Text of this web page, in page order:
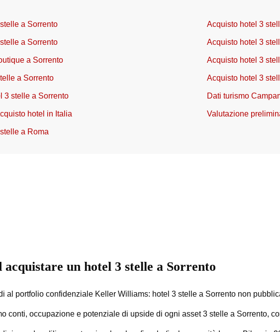
a Sorrento
a Sorrento
a Sorrento
a Sorrento
3 stelle a Sorrento
hotel in Italia
a Roma
Acquisto hotel 3
Acquisto hotel 3
Acquisto hotel 3
Acquisto hotel 3
Dati turismo
Valutazione
un hotel 3 stelle a Sorrento
al portfolio confidenziale Keller Williams: hotel 3 stelle a Sorrento non
conti, occupazione e potenziale di upside di ogni asset 3 stelle a Sorrento,